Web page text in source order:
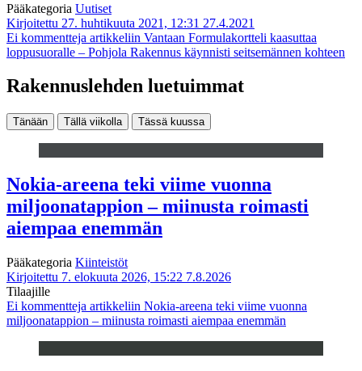
Pääkategoria Uutiset
Kirjoitettu 27. huhtikuuta 2021, 12:31 27.4.2021
Ei kommentteja artikkeliin Vantaan Formulakortteli kaasuttaa
loppusuoralle – Pohjola Rakennus käynnisti seitsemännen kohteen
Rakennuslehden luetuimmat
Tänään Tällä viikolla Tässä kuussa
Nokia-areena teki viime vuonna
miljoonatappion – miinusta roimasti
aiempaa enemmän
Pääkategoria Kiinteistöt
Kirjoitettu 7. elokuuta 2026, 15:22 7.8.2026
Tilaajille
Ei kommentteja artikkeliin Nokia-areena teki viime vuonna
miljoonatappion – miinusta roimasti aiempaa enemmän